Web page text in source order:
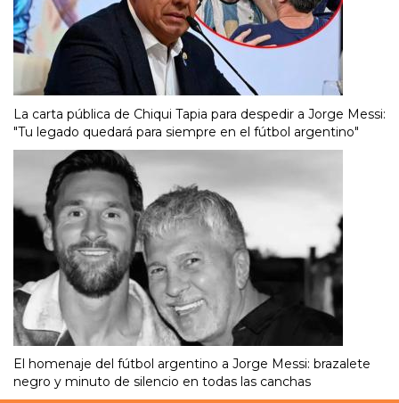
La carta pública de Chiqui Tapia para despedir a Jorge Messi:
"Tu legado quedará para siempre en el fútbol argentino"
El homenaje del fútbol argentino a Jorge Messi: brazalete
negro y minuto de silencio en todas las canchas